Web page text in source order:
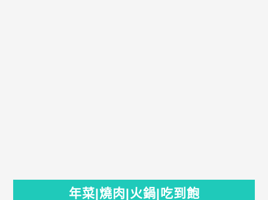
年菜|燒肉|火鍋|吃到飽